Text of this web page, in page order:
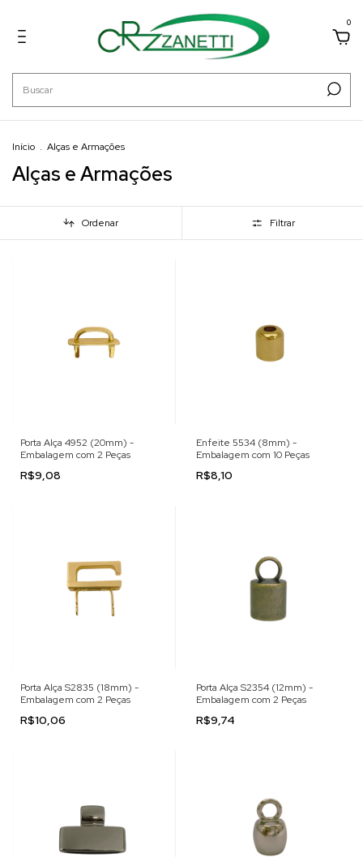
0
Início . Alças e Armações
Alças e Armações
Ordenar Filtrar
Porta Alça 4952 (20mm) -
Embalagem com 2 Peças
R$9,08
Enfeite 5534 (8mm) -
Embalagem com 10 Peças
R$8,10
Porta Alça S2835 (18mm) -
Embalagem com 2 Peças
R$10,06
Porta Alça S2354 (12mm) -
Embalagem com 2 Peças
R$9,74